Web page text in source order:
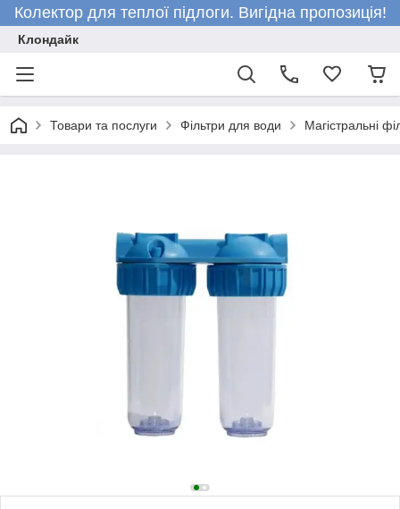
Колектор для теплої підлоги. Вигідна пропозиція!
Клондайк
Товари та послуги Фільтри для води Магістральні